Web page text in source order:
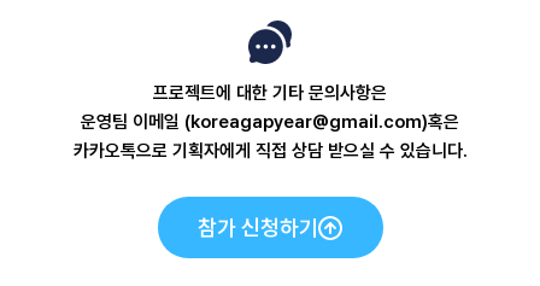
프로젝트에 대한 기타 문의사항은
운영팀 이메일 (koreagapyear@gmail.com)혹은
카카오톡으로 기획자에게 직접 상담 받으실 수 있습니다.
참가 신청하기